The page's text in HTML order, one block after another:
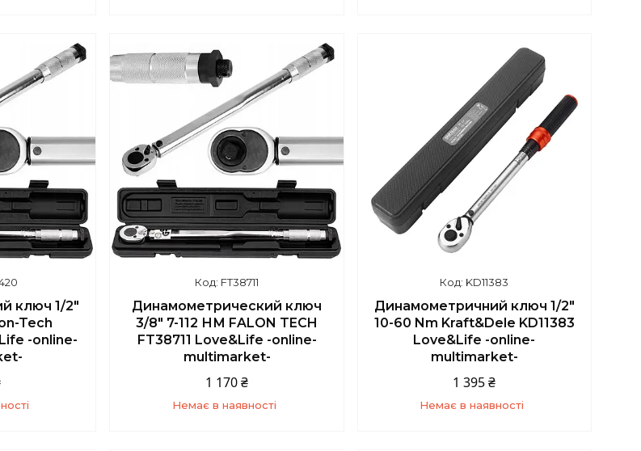
45 +380 (67) 139-10-45 +380 (67) 139-10-45
ключ 1/2"
Tech
-online-
FT38711
Динамометрический ключ
3/8" 7-112 НМ FALON TECH
FT38711 Love&Life -online-
multimarket-
1 170 ₴
Немає в наявності
KD11383
Динамометричний ключ 1/2"
10-60 Nm Kraft&Dele KD11383
Love&Life -online-
multimarket-
1 395 ₴
Немає в наявності